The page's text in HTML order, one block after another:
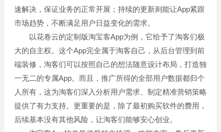
速解决，保证业务的正常开展；持续的更新则能让App紧跟
市场趋势，不断满足用户日益变化的需求。
以花卷云的定制版淘宝客App为例，它给予了淘客们极
大的自主权。这个App完全属于淘客自己，从后台管理到前
端装修，淘客们可以按照自己的想法随意设计布局，打造独
一无二的专属App。而且，推广所得的全部用户数据都归个
人所有，这为淘客们深入分析用户需求、制定精准营销策略
提供了有力支持。更重要的是，除了最初购买软件的费用，
后续基本没有其他风险，让淘客们能够安心创业。